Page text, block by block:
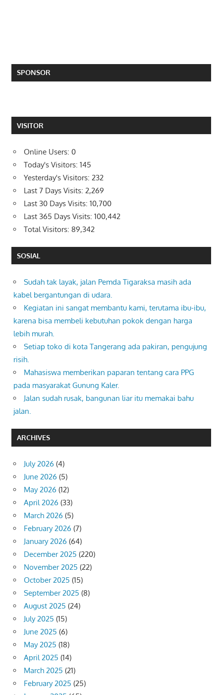
SPONSOR
VISITOR
Online Users: 0
Today's Visitors: 145
Yesterday's Visitors: 232
Last 7 Days Visits: 2,269
Last 30 Days Visits: 10,700
Last 365 Days Visits: 100,442
Total Visitors: 89,342
SOSIAL
Sudah tak layak, jalan Pemda Tigaraksa masih ada
kabel bergantungan di udara.
Kegiatan ini sangat membantu kami, terutama ibu-ibu,
karena bisa membeli kebutuhan pokok dengan harga
lebih murah.
Setiap toko di kota Tangerang ada pakiran, pengujung
risih.
Mahasiswa memberikan paparan tentang cara PPG
pada masyarakat Gunung Kaler.
Jalan sudah rusak, bangunan liar itu memakai bahu
jalan.
ARCHIVES
July 2026 (4)
June 2026 (5)
May 2026 (12)
April 2026 (33)
March 2026 (5)
February 2026 (7)
January 2026 (64)
December 2025 (220)
November 2025 (22)
October 2025 (15)
September 2025 (8)
August 2025 (24)
July 2025 (15)
June 2025 (6)
May 2025 (18)
April 2025 (14)
March 2025 (21)
February 2025 (25)